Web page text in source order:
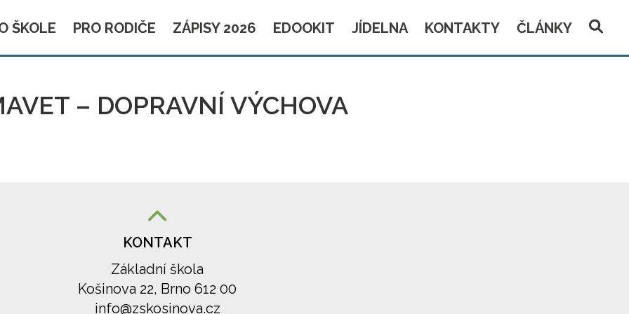
ŠKOLE PRO RODIČE ZÁPISY 2026 EDOOKIT JÍDELNA KONTAKTY ČLÁNKY
– DOPRAVNÍ VÝCHOVA
KONTAKT
Základní škola
Košinova 22, Brno 612 00
info@zskosinova.cz